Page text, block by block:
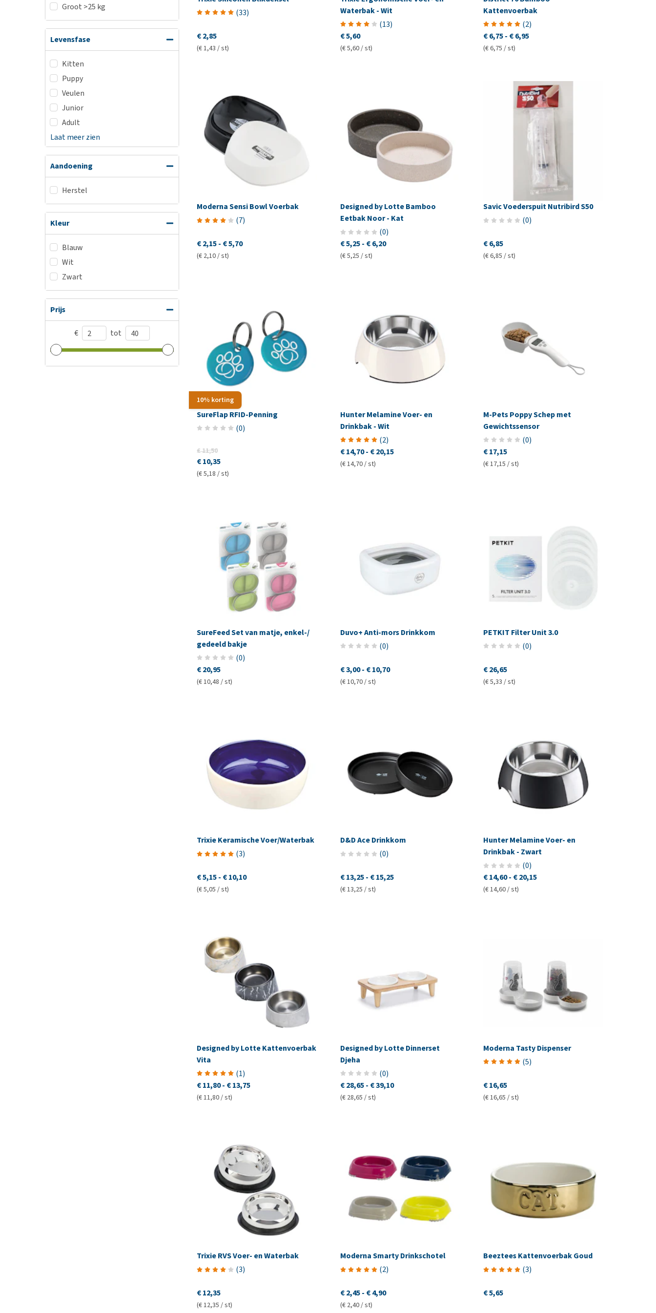
Groot >25 kg
Levensfase
Kitten
Puppy
Veulen
Junior
Adult
Laat meer zien
Aandoening
Herstel
Kleur
Blauw
Wit
Zwart
Prijs
€ tot
(33)
€ 2,85
(€ 1,43 / st)
Waterbak - Wit
(13)
€ 5,60
(€ 5,60 / st)
Kattenvoerbak
(2)
€ 6,75- € 6,95
(€ 6,75 / st)
Moderna Sensi Bowl Voerbak
(7)
€ 2,15- € 5,70
(€ 2,10 / st)
Designed by Lotte Bamboo
Eetbak Noor - Kat
(0)
€ 5,25 - € 6,20
(€ 5,25 / st)
Savic Voederspuit Nutribird S50
(0)
€ 6,85
(€ 6,85 / st)
10% korting
SureFlap RFID-Penning
(0)
€ 11,50
€ 10,35
(€ 5,18 / st)
Hunter Melamine Voer- en
Drinkbak - Wit
(2)
€ 14,70 - € 20,15
(€ 14,70 / st)
M-Pets Poppy Schep met
Gewichtssensor
(0)
€ 17,15
(€ 17,15 / st)
SureFeed Set van matje, enkel-/
gedeeld bakje
(0)
€ 20,95
(€ 10,48 / st)
Duvo+ Anti-mors Drinkkom
(0)
€ 3,00 - € 10,70
(€ 10,70 / st)
PETKIT Filter Unit 3.0
(0)
€ 26,65
(€ 5,33 / st)
Trixie Keramische Voer/Waterbak
(3)
€ 5,15- € 10,10
(€ 5,05 / st)
D&D Ace Drinkkom
(0)
€ 13,25 - € 15,25
(€ 13,25 / st)
Hunter Melamine Voer- en
Drinkbak - Zwart
(0)
€ 14,60- € 20,15
(€ 14,60 / st)
Designed by Lotte Kattenvoerbak
Vita
(1)
€ 11,80- € 13,75
(€ 11,80 / st)
Designed by Lotte Dinnerset
Djeha
(0)
€ 28,65 - € 39,10
(€ 28,65 / st)
Moderna Tasty Dispenser
(5)
€ 16,65
(€ 16,65 / st)
Trixie RVS Voer- en Waterbak
(3)
€ 12,35
(€ 12,35 / st)
Moderna Smarty Drinkschotel
(2)
€ 2,45 - € 4,90
(€ 2,40 / st)
Beeztees Kattenvoerbak Goud
(3)
€ 5,65